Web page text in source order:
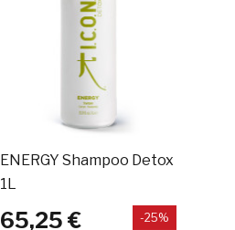
ENERGY Shampoo Detox
1L
65,25 € -25%